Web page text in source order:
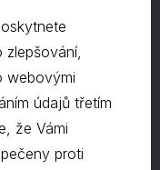
zlepšování,
webovými
že Vámi
proti